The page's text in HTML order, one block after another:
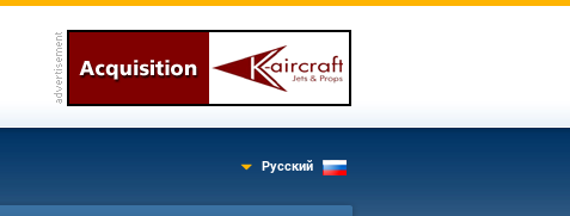
Русский